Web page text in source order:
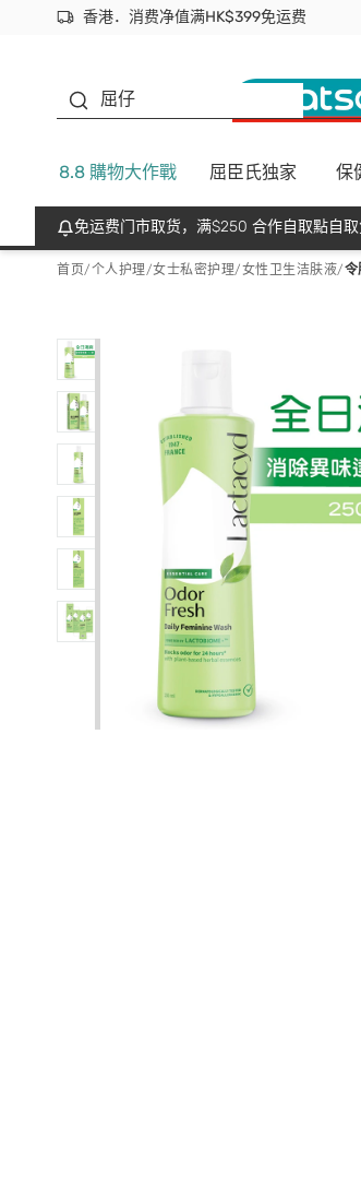
香港．消费净值满HK$399免运费
立即成为易赏钱会员尽享独家优惠
首次APP下单买满$450 输入 NEWAPP 即
屈仔
8.8 購物大作戰 屈臣氏独家 保
免运费门市取货，满$250 合作自取點自
首页/个人护理/女士私密护理/女性卫生洁肤液/令